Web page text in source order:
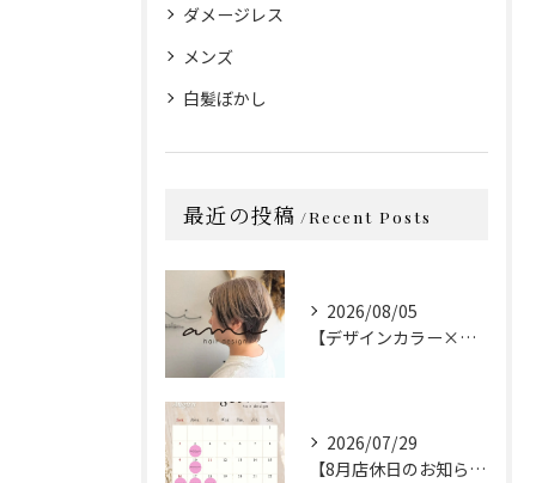
ダメージレス
メンズ
白髪ぼかし
最近の投稿 Recent Posts
2026/08/05
【デザインカラー×カット】
2026/07/29
【8月店休日のお知らせ】